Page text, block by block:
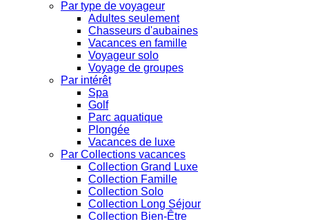
Par type de voyageur
Adultes seulement
Chasseurs d'aubaines
Vacances en famille
Voyageur solo
Voyage de groupes
Par intérêt
Spa
Golf
Parc aquatique
Plongée
Vacances de luxe
Par Collections vacances
Collection Grand Luxe
Collection Famille
Collection Solo
Collection Long Séjour
Collection Bien-Être